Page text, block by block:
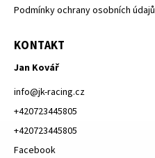
Podmínky ochrany osobních údajů
KONTAKT
Jan Kovář
info@jk-racing.cz
+420723445805
+420723445805
Facebook